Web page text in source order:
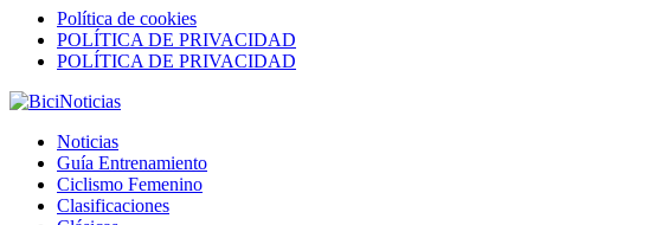
Política de cookies
POLÍTICA DE PRIVACIDAD
POLÍTICA DE PRIVACIDAD
Noticias
Guía Entrenamiento
Ciclismo Femenino
Clasificaciones